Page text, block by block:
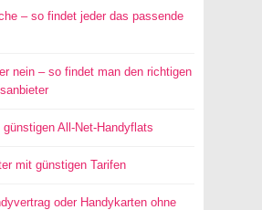
– so findet jeder das passende
nein – so findet man den richtigen
All-Net-Handyflats
mit günstigen Tarifen
oder Handykarten ohne